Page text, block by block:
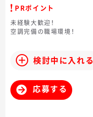
PRポイント
未経験大歓迎！
空調完備の職場環境！
検討中に入れる
応募する